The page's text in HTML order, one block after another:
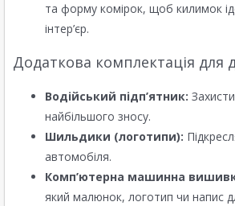
та форму комірок, щоб килимок
інтер’єр.
Додаткова комплектація для
Водійський підп’ятник:
найбільшого зносу.
Шильдики (логотипи):
автомобіля.
Комп’ютерна машинна
який малюнок, логотип чи напис